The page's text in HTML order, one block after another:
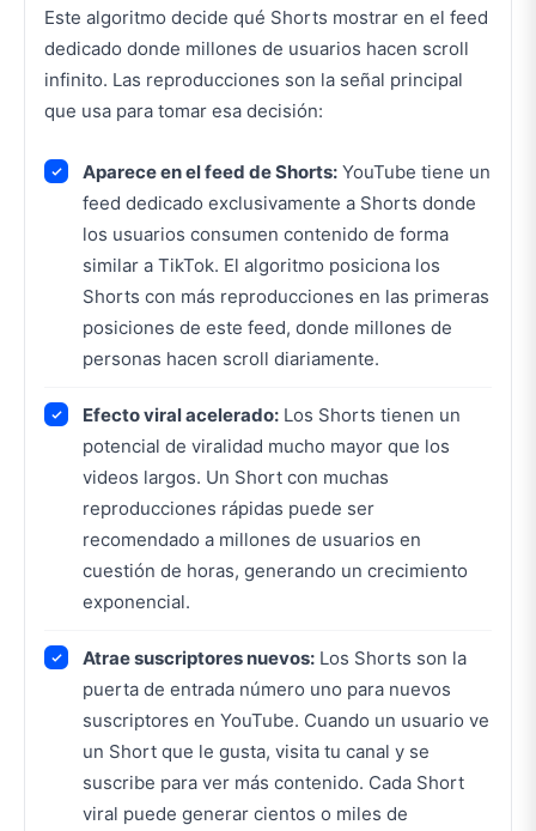
Este algoritmo decide qué Shorts mostrar en el feed
dedicado donde millones de usuarios hacen scroll
infinito. Las reproducciones son la señal principal
que usa para tomar esa decisión:
Aparece en el feed de Shorts: YouTube tiene un
feed dedicado exclusivamente a Shorts donde
los usuarios consumen contenido de forma
similar a TikTok. El algoritmo posiciona los
Shorts con más reproducciones en las primeras
posiciones de este feed, donde millones de
personas hacen scroll diariamente.
Efecto viral acelerado: Los Shorts tienen un
potencial de viralidad mucho mayor que los
videos largos. Un Short con muchas
reproducciones rápidas puede ser
recomendado a millones de usuarios en
cuestión de horas, generando un crecimiento
exponencial.
Atrae suscriptores nuevos: Los Shorts son la
puerta de entrada número uno para nuevos
suscriptores en YouTube. Cuando un usuario ve
un Short que le gusta, visita tu canal y se
suscribe para ver más contenido. Cada Short
viral puede generar cientos o miles de